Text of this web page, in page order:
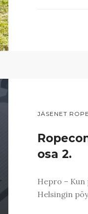
JÄSENET
osa 2.
Hepro – Kun
Helsingin